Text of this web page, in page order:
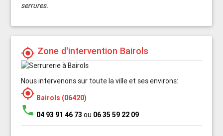
serrures.
my_location Zone d'intervention Bairols
Nous intervenons sur toute la ville et ses environs:
my_location Bairols (06420)
phone 04 93 91 46 73 ou 06 35 59 22 09